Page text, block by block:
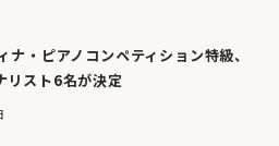
ナ・ピアノコンペティション特級、
リスト6名が決定